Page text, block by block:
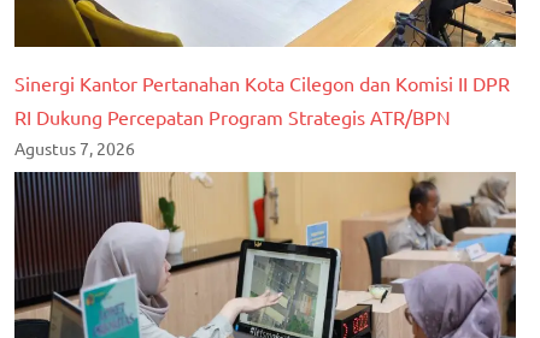
Sinergi Kantor Pertanahan Kota Cilegon dan Komisi II DPR
RI Dukung Percepatan Program Strategis ATR/BPN
Agustus 7, 2026